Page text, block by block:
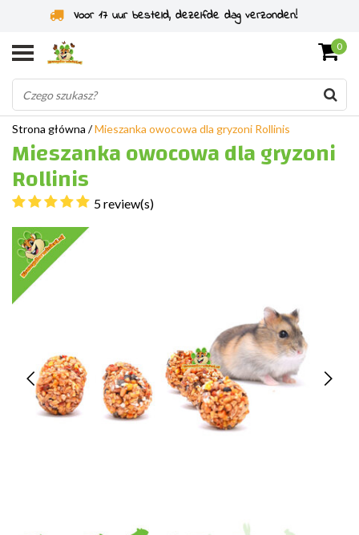
Voor 17 uur besteld, dezelfde dag verzonden!
0
Strona główna /Mieszanka owocowa dla gryzoni Rollinis
Mieszanka owocowa dla gryzoni
Rollinis
5 review(s)